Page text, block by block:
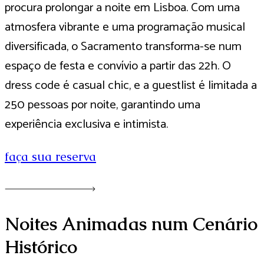
procura prolongar a noite em Lisboa. Com uma
atmosfera vibrante e uma programação musical
diversificada, o Sacramento transforma-se num
espaço de festa e convívio a partir das 22h. O
dress code é casual chic, e a guestlist é limitada a
250 pessoas por noite, garantindo uma
experiência exclusiva e intimista.
faça sua reserva
Noites Animadas num Cenário
Histórico